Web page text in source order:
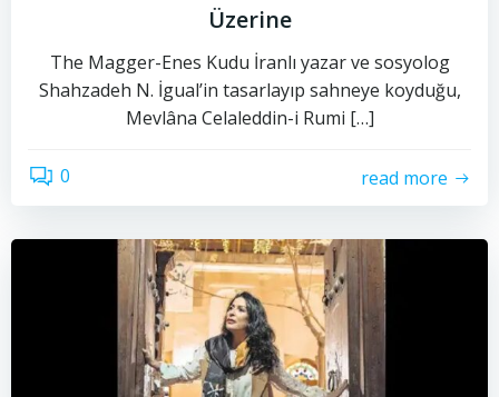
Üzerine
The Magger-Enes Kudu İranlı yazar ve sosyolog
Shahzadeh N. İgual’in tasarlayıp sahneye koyduğu,
Mevlâna Celaleddin-i Rumi […]
0 read more